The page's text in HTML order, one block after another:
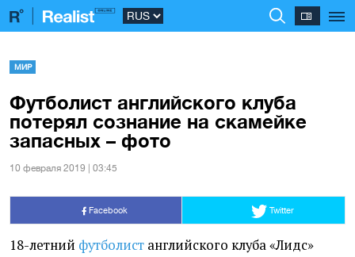
МИР
Футболист английского клуба
потерял сознание на скамейке
запасных – фото
10 февраля 2019 | 03:45
Facebook Twitter
18-летний футболист английского клуба«Лидс»